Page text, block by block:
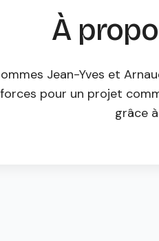
À
Jean-Yves et
pour un projet
grâce